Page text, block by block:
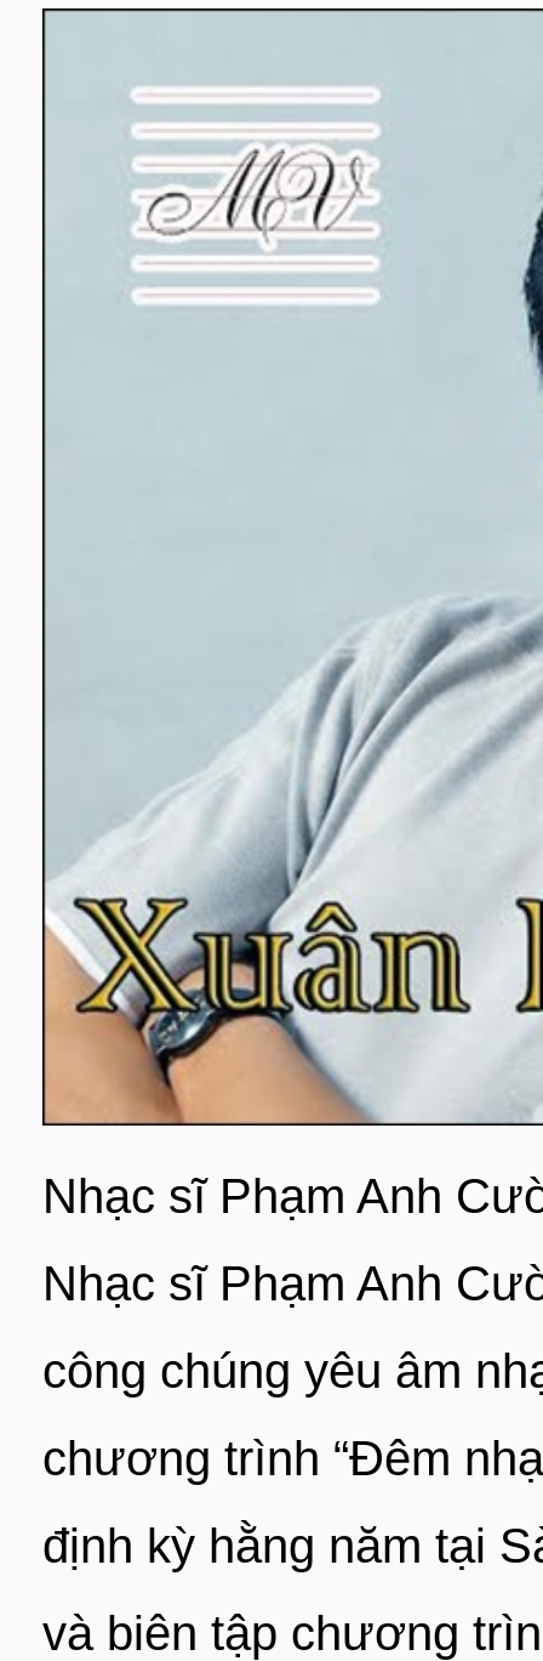
Nhạc sĩ Phạm Anh
Nhạc sĩ Phạm Anh
công chúng yêu âm
chương trình “Đêm
định kỳ hằng năm tại
và biên tập chương